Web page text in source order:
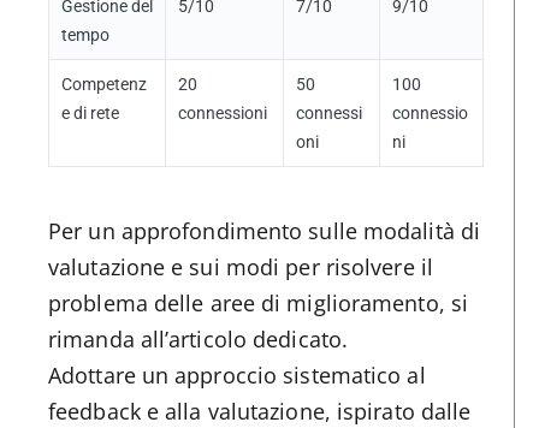
Gestione del
tempo
5/10 7/10 9/10
Competenz
e di rete
20
connessioni
50
connessi
oni
100
connessio
ni
Per un approfondimento sulle modalità di
valutazione e sui modi per risolvere il
problema delle aree di miglioramento, si
rimanda all’articolo dedicato.
Adottare un approccio sistematico al
feedback e alla valutazione, ispirato dalle